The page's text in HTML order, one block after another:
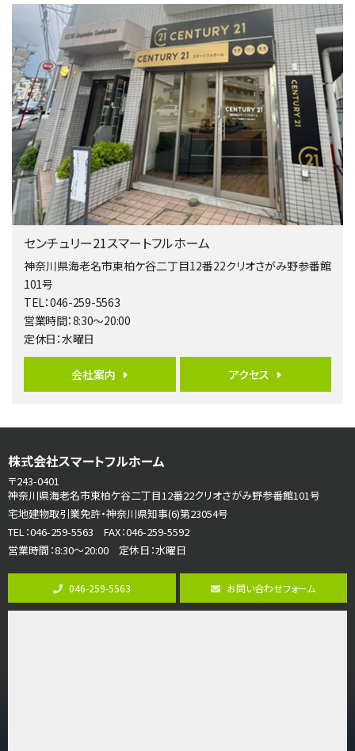
4ＬＤＫ
相模大野駅
バ9分・歩4分
２０１５年６月築、積水ハウス施工住宅です。 南東…
第4位
4,080万円
4ＬＤＫ
淵野辺駅
歩17分
南側道路に面しており日当たり良好。 キッチンから…
第5位
3,680万円
バ19分・ 歩8分
開放感があり日当たり良好な南西・北西角地区画。 …
第6位
4ＳＬＤＫ
海老名駅
さがみ野駅
歩17分
ご家族が集まるLDKは１７．５帖とゆとりある広さ…
第8位
3,598万円
4ＬＤＫ
長後駅
センチュリー21スマートフルホーム
神奈川県海老名市東柏ケ谷二丁目12番22クリオさがみ野参番館
101号
TEL：046-259-5563
営業時間：8:30～20:00
定休日：水曜日
会社案内 アクセス
株式会社スマートフルホーム
〒243-0401
神奈川県海老名市東柏ケ谷二丁目12番22クリオさがみ野参番館101号
宅地建物取引業免許・神奈川県知事(6)第23054号
TEL：046-259-5563 FAX：046-259-5592
営業時間：8:30～20:00 定休日：水曜日
046-259-5563 お問い合わせフォーム